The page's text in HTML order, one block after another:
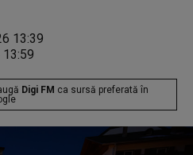
13:39
Digi FM ca sursă preferată în